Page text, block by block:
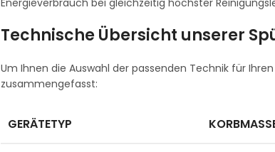
Energieverbrauch bei gleichzeitig höchster
Technische Übersicht unserer
Um Ihnen die Auswahl der passenden Technik für
zusammengefasst:
GERÄTETYP